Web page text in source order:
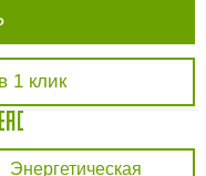
1 клик
Энергетическая